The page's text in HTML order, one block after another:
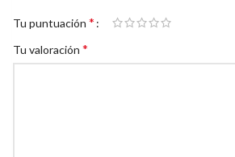
Tu puntuación *
Tu valoración *